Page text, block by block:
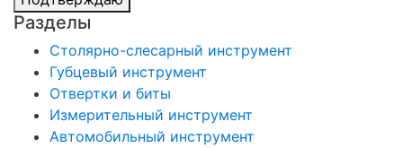
Разделы
Столярно-слесарный инструмент
Губцевый инструмент
Отвертки и биты
Измерительный инструмент
Автомобильный инструмент